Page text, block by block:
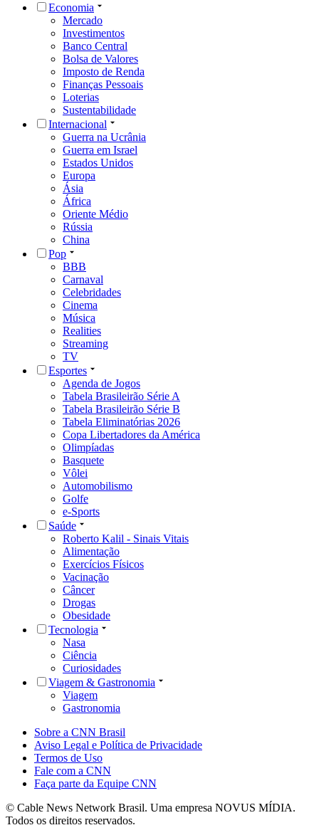
Economia
Mercado
Investimentos
Banco Central
Bolsa de Valores
Imposto de Renda
Finanças Pessoais
Loterias
Sustentabilidade
Internacional
Guerra na Ucrânia
Guerra em Israel
Estados Unidos
Europa
Ásia
África
Oriente Médio
Rússia
China
Pop
BBB
Carnaval
Celebridades
Cinema
Música
Realities
Streaming
TV
Esportes
Agenda de Jogos
Tabela Brasileirão Série A
Tabela Brasileirão Série B
Tabela Eliminatórias 2026
Copa Libertadores da América
Olimpíadas
Basquete
Vôlei
Automobilismo
Golfe
e-Sports
Saúde
Roberto Kalil - Sinais Vitais
Alimentação
Exercícios Físicos
Vacinação
Câncer
Drogas
Obesidade
Tecnologia
Nasa
Ciência
Curiosidades
Viagem & Gastronomia
Viagem
Gastronomia
Sobre a CNN Brasil
Aviso Legal e Política de Privacidade
Termos de Uso
Fale com a CNN
Faça parte da Equipe CNN
© Cable News Network Brasil. Uma empresa NOVUS MÍDIA.
Todos os direitos reservados.